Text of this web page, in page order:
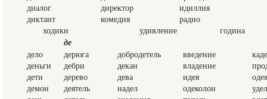
диалог
директор
идиллия
диктант
комедия
радио
ходики
удивление година
де
дело дерюга добродетель введение
деньги
дебри декан владение
дети
дерево дева идея
демон
деятель надел одеколон
удел